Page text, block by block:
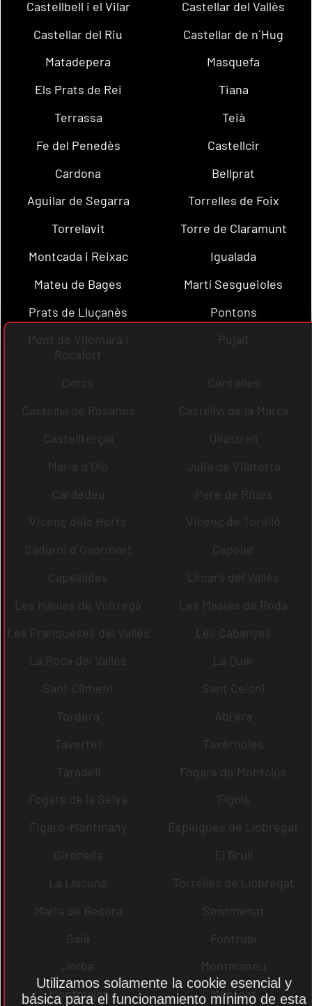
Castellbell i el Vilar
Castellar del Vallès
Castellar del Riu
Castellar de n´Hug
Matadepera
Masquefa
Els Prats de Rei
Tiana
Terrassa
Teià
Fe del Penedès
Castellcir
Cardona
Bellprat
Aguilar de Segarra
Torrelles de Foix
Torrelavit
Torre de Claramunt
Montcada i Reixac
Igualada
Mateu de Bages
Martí Sesgueioles
Prats de Lluçanès
Pontons
Pont de Vilomara i
Rocafort
Pujalt
Cercs
Centelles
Castellví de Rosanes
Castellví de la Marca
Castellterçol
Ullastrell
Maria d´Oló
Julià de Vilatorta
Cardedeu
Pere de Ribes
Vicenç dels Horts
Vicenç de Torelló
Sadurní d´Osormort
Capolat
Capellades
Llinars del Vallès
Les Masíes de Voltregà
Les Masies de Roda
Les Franqueses del Vallès
Les Cabanyes
La Roca del Vallès
La Quar
Sant Climent
Sant Celoni
Tordera
Abrera
Tavertet
Tavèrnoles
Taradell
Fogars de Montclús
Fogars de la Selva
Fígols
Figaró-Montmany
Esplugues de Llobregat
Gironella
El Brull
La Llacuna
Torrelles de Llobregat
Maria de Besora
Sentmenat
Gaià
Fontrubí
Jorba
Montmaneu
Montmajor
Montgat
Utilizamos solamente la cookie esencial y
básica para el funcionamiento mínimo de esta